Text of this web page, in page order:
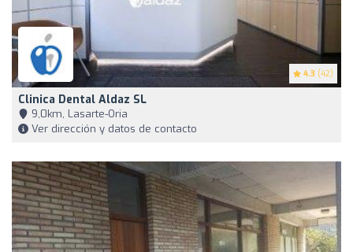
4.3 (42)
Clinica Dental Aldaz SL
9,0km, Lasarte-Oria
Ver dirección y datos de contacto